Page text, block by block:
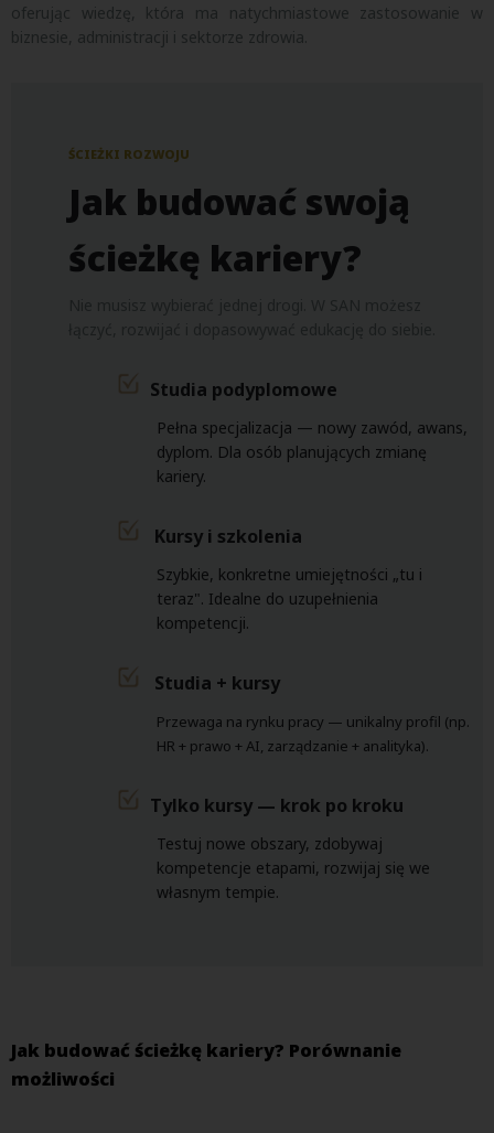
oferując wiedzę, która ma natychmiastowe zastosowanie w
biznesie, administracji i sektorze zdrowia.
ŚCIEŻKI ROZWOJU
Jak budować swoją
ścieżkę kariery?
Studia podyplomowe
Pełna specjalizacja — nowy zawód, awans,
dyplom. Dla osób planujących zmianę
kariery.
Kursy i szkolenia
Szybkie, konkretne umiejętności „tu i
teraz". Idealne do uzupełnienia
kompetencji.
Studia + kursy
Przewaga na rynku pracy — unikalny profil (np.
HR + prawo + AI, zarządzanie + analityka).
Tylko kursy — krok po kroku
Testuj nowe obszary, zdobywaj
kompetencje etapami, rozwijaj się we
własnym tempie.
Jak budować ścieżkę kariery? Porównanie
możliwości